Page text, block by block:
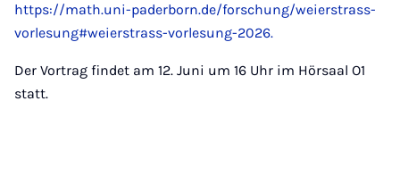
https://math.uni-paderborn.de/forschung/weierstrass-
vorlesung#weierstrass-vorlesung-2026.
Der Vortrag findet am 12. Juni um 16 Uhr im Hörsaal O1
statt.